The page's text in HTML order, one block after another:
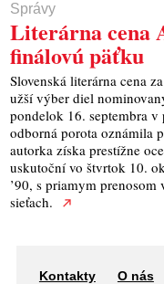
Správy
​Literárna cena
finálovú päťku
Slovenská literárna cena
užší výber diel
pondelok 16. septembra
odborná porota oznámila
autorka získa prestížne
uskutoční vo štvrtok 10.
’90, s priamym
sieťach.
Kontakty
O nás